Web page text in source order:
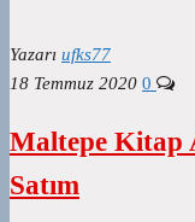
Yazarı ufks77
18 Temmuz 2020 0
Maltepe Kitap
Satım